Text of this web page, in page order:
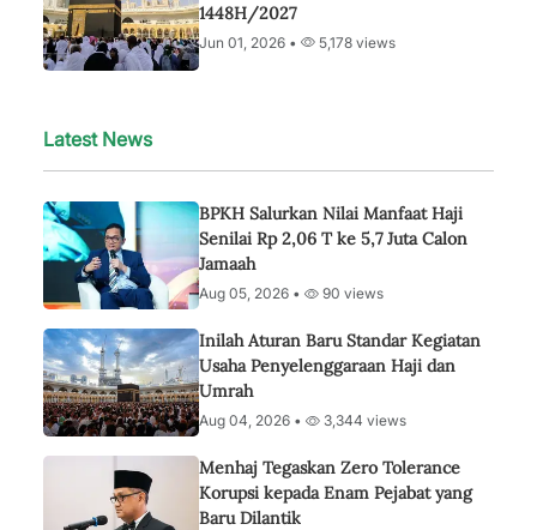
1448H/2027
Jun 01, 2026 • 5,178 views
Latest News
BPKH Salurkan Nilai Manfaat Haji
Senilai Rp 2,06 T ke 5,7 Juta Calon
Jamaah
Aug 05, 2026 • 90 views
Inilah Aturan Baru Standar Kegiatan
Usaha Penyelenggaraan Haji dan
Umrah
Aug 04, 2026 • 3,344 views
Menhaj Tegaskan Zero Tolerance
Korupsi kepada Enam Pejabat yang
Baru Dilantik